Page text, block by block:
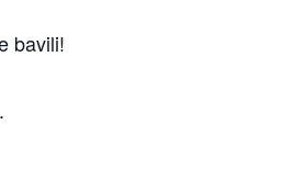
bavili!